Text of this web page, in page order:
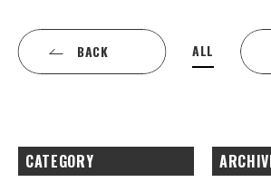
BACK ALL
CATEGORY